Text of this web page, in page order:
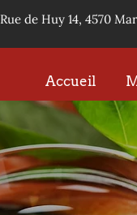
Rue de Huy 14, 4570
Accueil